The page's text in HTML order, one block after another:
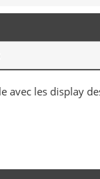
avec les display